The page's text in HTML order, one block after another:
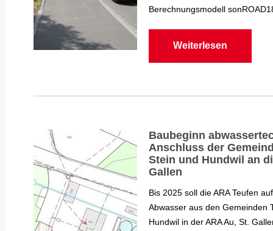
Berechnungsmodell
Weiterlesen
Baubeginn
Anschluss der
Stein und Hundwil an
Gallen
Bis 2025 soll die ARA Teufen
Abwasser aus den Gemeinden
Hundwil in der ARA Au, St.